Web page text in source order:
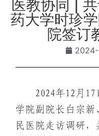
医教协同 |
药大学时珍
院签订
2024年12月
学院副院长白宗新
民医院走访调研